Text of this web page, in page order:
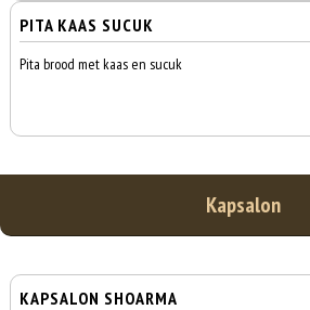
PITA KAAS SUCUK
Pita brood met kaas en sucuk
Kapsalon
KAPSALON SHOARMA